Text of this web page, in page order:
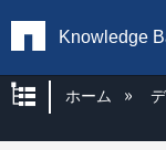
Knowledge
グローバ
ホーム